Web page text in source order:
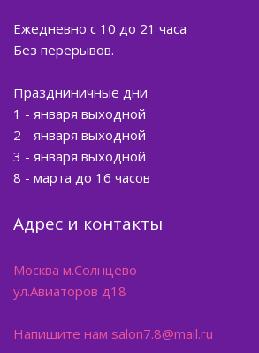
Ежедневно с 10 до 21 часа
Без перерывов.
Праздниничные дни
1 - января выходной
2 - января выходной
3 - января выходной
8 - марта до 16 часов
Адрес и контакты
Москва м.Солнцево
ул.Авиаторов д18
Напишите нам salon7.8@mail.ru